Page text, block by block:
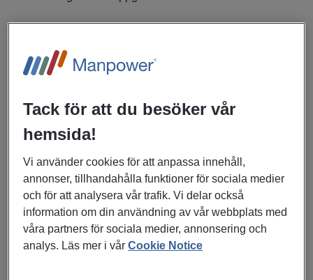
och vid behov personliga och digitala möten.
servicemodul samt följa upp status på maskiner och
service.
· Samarbeta med kollegor inom support, sälj och teknik för
att säkerställa korrekt kundhantering.
· Delta i onboarding, utbildning och produktintroduktioner
samt i demonstrations- och presentationsaktiviteter i
JURA‑live‑studion.
Tack för att du besöker vår
hemsida!
Vi använder cookies för att anpassa innehåll,
annonser, tillhandahålla funktioner för sociala medier
och för att analysera vår trafik. Vi delar också
information om din användning av vår webbplats med
våra partners för sociala medier, annonsering och
analys. Läs mer i vårCookie Notice